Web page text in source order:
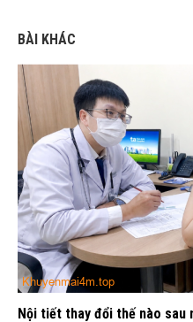
BÀI KHÁC
Nội tiết thay đổi thế nào sau